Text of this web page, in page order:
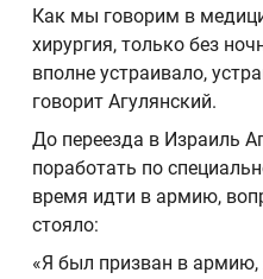
Как мы говорим в
хирургия, только без
вполне устраивало,
говорит Агулянский.
До переезда в Израиль
поработать по
время идти в армию,
стояло:
«Я был призван в армию,